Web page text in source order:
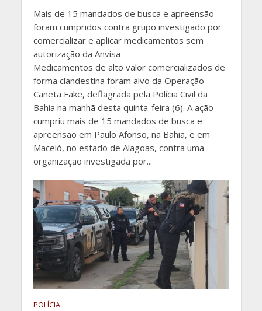
Mais de 15 mandados de busca e apreensão
foram cumpridos contra grupo investigado por
comercializar e aplicar medicamentos sem
autorização da Anvisa
Medicamentos de alto valor comercializados de
forma clandestina foram alvo da Operação
Caneta Fake, deflagrada pela Polícia Civil da
Bahia na manhã desta quinta-feira (6). A ação
cumpriu mais de 15 mandados de busca e
apreensão em Paulo Afonso, na Bahia, e em
Maceió, no estado de Alagoas, contra uma
organização investigada por...
POLÍCIA